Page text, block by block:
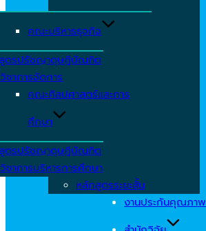
คณะบริหารธุจกิจ
ตรปรัชญาดุษฎีบัณฑิต
ชาการจัดการ
คณะศิลปศาสตร์และการ
ศึกษา
ตรปรัชญาดุษฎีบัณฑิต
ชาการบริหารการศึกษา
หลักสูตรระยะสั้น
งานประกันคุณภาพ